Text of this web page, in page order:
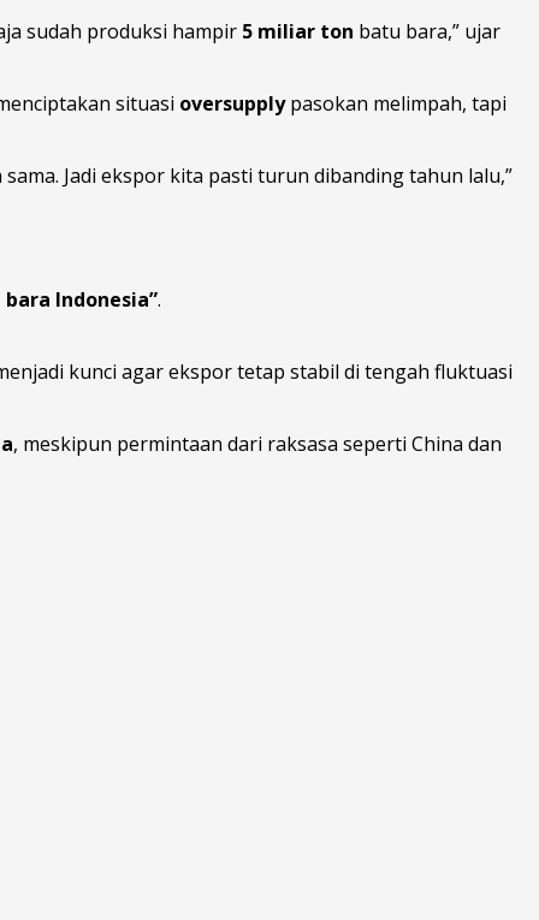
sudah produksi hampir 5 miliar ton batu bara,” ujar
situasi oversupplypasokan melimpah, tapi
Jadi ekspor kita pasti turun dibanding tahun lalu,”
Indonesia”.
kunci agar ekspor tetap stabil di tengah fluktuasi
, meskipun permintaan dari raksasa seperti China dan